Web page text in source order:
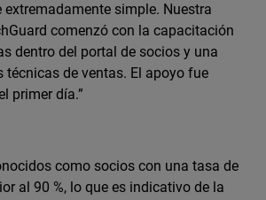
simple. Nuestra
comenzó con la capacitación
dentro del portal de socios y una
técnicas de ventas. El apoyo fue
primer día.”
como socios con una tasa de
al 90 %, lo que es indicativo de la